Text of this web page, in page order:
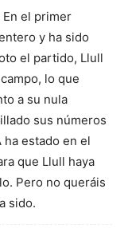
el primer
y ha sido
el partido, Llull
lo que
a su nula
sus números
ha estado en el
que Llull haya
Pero no queráis
sido.